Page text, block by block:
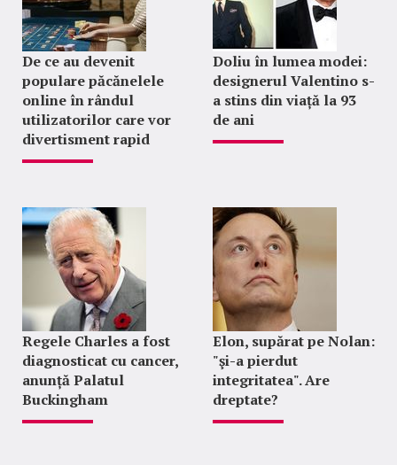
De ce au devenit
populare păcănelele
online în rândul
utilizatorilor care vor
divertisment rapid
Doliu în lumea modei:
designerul Valentino s-
a stins din viață la 93
de ani
Regele Charles a fost
diagnosticat cu cancer,
anunță Palatul
Buckingham
Elon, supărat pe Nolan:
"şi-a pierdut
integritatea". Are
dreptate?